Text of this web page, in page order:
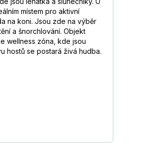
místem pro aktivní
na koni. Jsou zde na výběr
a šnorchlování. Objekt
wellness zóna, kde jsou
hostů se postará živá hudba.